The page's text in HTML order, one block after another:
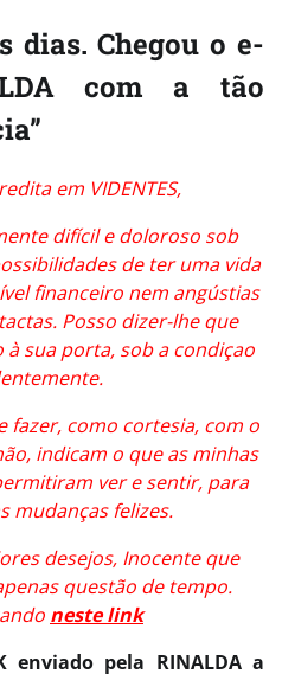
dias. Chegou o e-
com a tão
em VIDENTES,
difícil e doloroso sob
de ter uma vida
financeiro nem angústias
Posso dizer-lhe que
sua porta, sob a condiçao
fazer, como cortesia, com o
indicam o que as minhas
ver e sentir, para
mudanças felizes.
desejos, Inocente que
questão de tempo.
neste link
enviado pela RINALDA a